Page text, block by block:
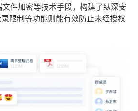
件加密等技术手段，构建了纵深安
限制等功能则能有效防止未经授权